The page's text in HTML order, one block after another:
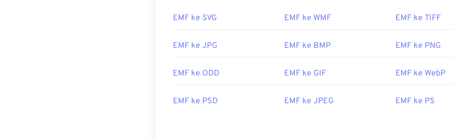
platform. Di Microsoft Windows (Windows), program populer untuk membuka
program hebat lainnya untuk membuka EMF, yang tersedia di Windows dan
Ultimate Paint
EMF ke SVG EMF ke WMF EMF ke TIFF
EMF ke JPG EMF ke BMP EMF ke PNG
EMF ke ODD EMF ke GIF EMF ke WebP
EMF ke PSD EMF ke JPEG EMF ke PS